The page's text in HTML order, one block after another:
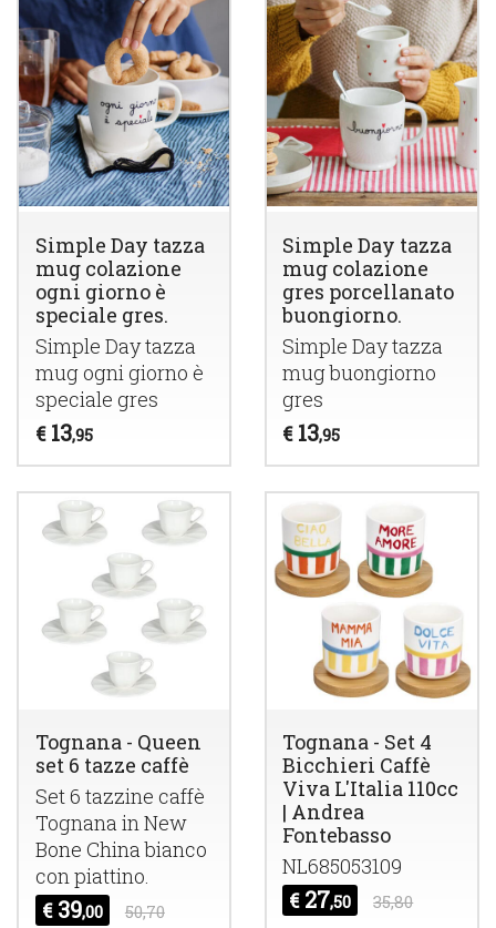
Simple Day tazza
mug colazione
ogni giorno è
speciale gres.
Simple Day tazza
mug ogni giorno è
speciale gres
€ 13,95
Simple Day tazza
mug colazione
gres porcellanato
buongiorno.
Simple Day tazza
mug buongiorno
gres
€ 13,95
Tognana - Queen
set 6 tazze caffè
Set 6 tazzine caffè
Tognana in New
Bone China bianco
con piattino.
€ 39,00 50,70
Tognana - Set 4
Bicchieri Caffè
Viva L'Italia 110cc
| Andrea
Fontebasso
NL685053109
€ 27,50 35,80